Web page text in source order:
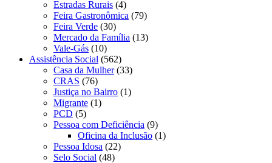
Estradas Rurais (4)
Feira Gastronômica (79)
Feira Verde (30)
Mercado da Família (13)
Vale-Gás (10)
Assistência Social (562)
Casa da Mulher(33)
CRAS (76)
Justiça no Bairro (1)
Migrante (1)
PCD (5)
Pessoa com Deficiência (9)
Oficina da Inclusão (1)
Pessoa Idosa (22)
Selo Social (48)